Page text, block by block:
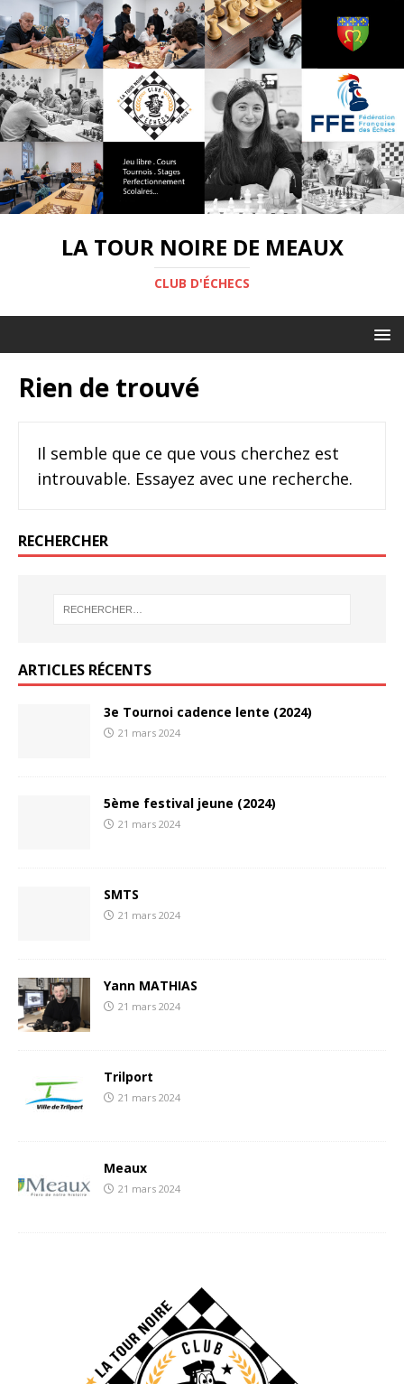
LA TOUR NOIRE DE MEAUX
CLUB D'ÉCHECS
Rien de trouvé
Il semble que ce que vous cherchez est
introuvable. Essayez avec une recherche.
RECHERCHER
ARTICLES RÉCENTS
3e Tournoi cadence lente (2024)
21 mars 2024
5ème festival jeune (2024)
21 mars 2024
SMTS
21 mars 2024
Yann MATHIAS
21 mars 2024
Trilport
21 mars 2024
Meaux
21 mars 2024